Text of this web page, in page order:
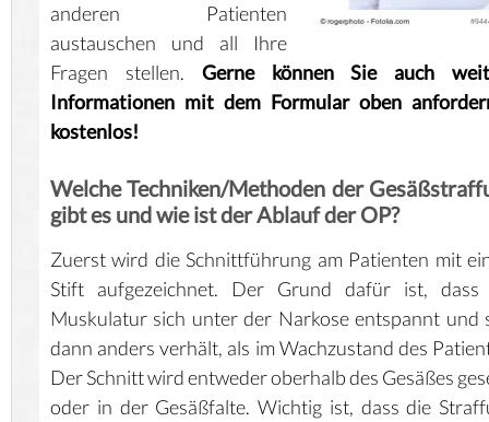
anderen Patienten
austauschen und all Ihre
Fragen stellen. Gerne können Sie auch
Informationen mit dem Formular oben
kostenlos!
Welche Techniken/Methoden der
gibt es und wie ist der Ablauf der OP?
Zuerst wird die Schnittführung am Patienten mit
Stift aufgezeichnet. Der Grund dafür ist, dass
Muskulatur sich unter der Narkose entspannt und
dann anders verhält, als im Wachzustand des
Der Schnitt wird entweder oberhalb des Gesäßes
oder in der Gesäßfalte. Wichtig ist, dass die